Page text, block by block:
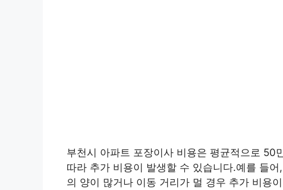
부천시 아파트 포장이사 비용은 평균적으로
따라 추가 비용이 발생할 수 있습니다.예를 들
의 양이 많거나 이동 거리가 멀 경우 추가 비용